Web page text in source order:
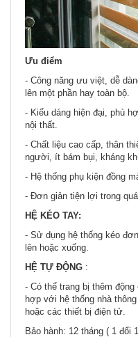
Ưu điểm
- Công năng ưu việt, dễ
lên một phần hay toàn bộ.
- Kiểu dáng hiện đại, phù
nội thất.
- Chất liệu cao cấp, thân
người, ít bám bụi, kháng
- Hệ thống phụ kiện đồng
- Đơn giản tiện lợi trong
HỆ KÉO TAY:
- Sử dụng hệ thống kéo
lên hoặc xuống.
HỆ TỰ ĐỘNG :
- Có thể trang bị thêm
hợp với hệ thống nhà
hoặc các thiết bị điện tử.
Bảo hành: 12 tháng ( 1 đổi